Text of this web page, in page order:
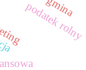
gmina
podatek rolny